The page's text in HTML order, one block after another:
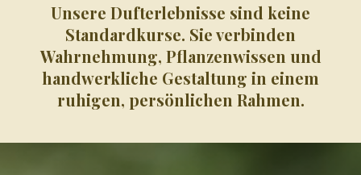
Unsere Dufterlebnisse sind keine
Standardkurse. Sie verbinden
Wahrnehmung, Pflanzenwissen und
handwerkliche Gestaltung in einem
ruhigen, persönlichen Rahmen.